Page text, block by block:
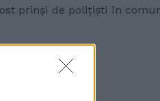
prinşi de poliţişti în